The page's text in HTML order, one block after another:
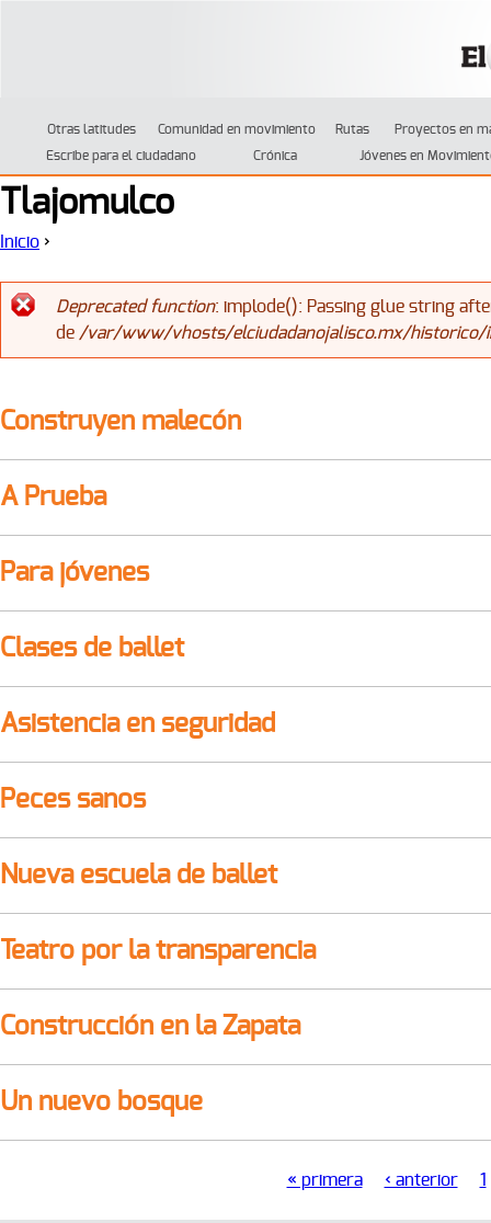
Otras latitudes Comunidad en movimiento Rutas
Proyectos en
Escribe para el ciudadano
Crónica Jóvenes en
Tlajomulco
Se encuentra usted aquí
Inicio ›
Mensaje de error
Deprecated function: implode(): Passing glue string
de /var/www/vhosts/elciudadanojalisco.mx/historico/
Construyen malecón
A Prueba
Para jóvenes
Clases de ballet
Asistencia en seguridad
Peces sanos
Nueva escuela de ballet
Teatro por la transparencia
Construcción en la Zapata
Un nuevo bosque
« primera ‹ anterior 1